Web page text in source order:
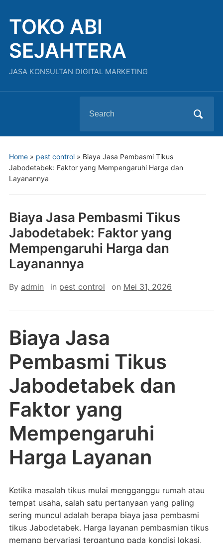
TOKO ABI
SEJAHTERA
JASA KONSULTAN DIGITAL MARKETING
for:
Home» pest control» Biaya Jasa Pembasmi Tikus
Jabodetabek: Faktor yang Mempengaruhi Harga dan
Layanannya
Biaya Jasa Pembasmi Tikus
Jabodetabek: Faktor yang
Mempengaruhi Harga dan
Layanannya
By admin in pest control on Mei 31, 2026
Biaya Jasa
Pembasmi Tikus
Jabodetabek dan
Faktor yang
Mempengaruhi
Harga Layanan
Ketika masalah tikus mulai mengganggu rumah atau
tempat usaha, salah satu pertanyaan yang paling
sering muncul adalah berapa biaya jasa pembasmi
tikus Jabodetabek. Harga layanan pembasmian tikus
memang bervariasi tergantung pada kondisi lokasi,